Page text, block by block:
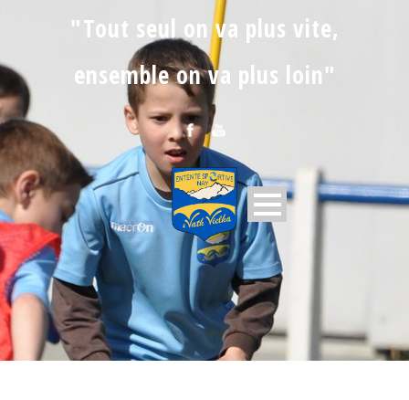
"Tout seul on va plus vite,
ensemble on va plus loin"